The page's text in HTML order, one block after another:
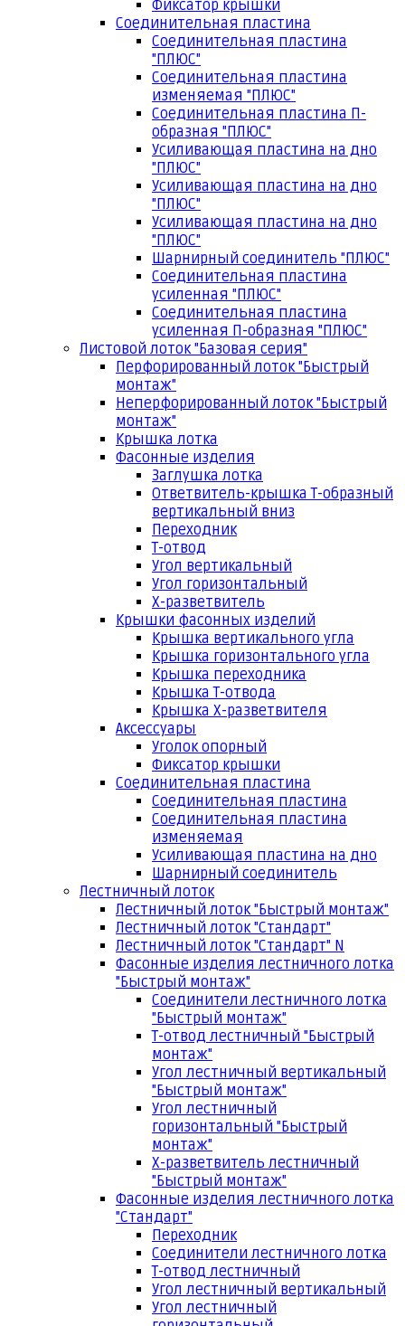
Фиксатор крышки
Соединительная пластина
Соединительная пластина
"ПЛЮС"
Соединительная пластина
изменяемая "ПЛЮС"
Соединительная пластина П-
образная "ПЛЮС"
Усиливающая пластина на дно
"ПЛЮС"
Усиливающая пластина на дно
"ПЛЮС"
Усиливающая пластина на дно
"ПЛЮС"
Шарнирный соединитель "ПЛЮС"
Соединительная пластина
усиленная "ПЛЮС"
Соединительная пластина
усиленная П-образная "ПЛЮС"
Листовой лоток "Базовая серия"
Перфорированный лоток "Быстрый
монтаж"
Неперфорированный лоток "Быстрый
монтаж"
Крышка лотка
Фасонные изделия
Заглушка лотка
Ответвитель-крышка Т-образный
вертикальный вниз
Переходник
Т-отвод
Угол вертикальный
Угол горизонтальный
Х-разветвитель
Крышки фасонных изделий
Крышка вертикального угла
Крышка горизонтального угла
Крышка переходника
Крышка Т-отвода
Крышка Х-разветвителя
Аксессуары
Уголок опорный
Фиксатор крышки
Соединительная пластина
Соединительная пластина
Соединительная пластина
изменяемая
Усиливающая пластина на дно
Шарнирный соединитель
Лестничный лоток
Лестничный лоток "Быстрый монтаж"
Лестничный лоток "Стандарт"
Лестничный лоток "Стандарт" N
Фасонные изделия лестничного лотка
"Быстрый монтаж"
Соединители лестничного лотка
"Быстрый монтаж"
Т-отвод лестничный "Быстрый
монтаж"
Угол лестничный вертикальный
"Быстрый монтаж"
Угол лестничный
горизонтальный "Быстрый
монтаж"
Х-разветвитель лестничный
"Быстрый монтаж"
Фасонные изделия лестничного лотка
"Стандарт"
Переходник
Соединители лестничного лотка
Т-отвод лестничный
Угол лестничный вертикальный
Угол лестничный